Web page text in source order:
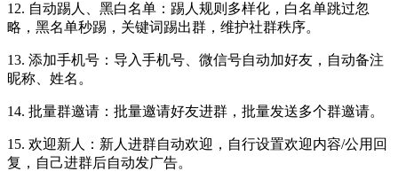
12. 自动踢人、黑白名单：踢人规则多样化，白名单跳过忽
略，黑名单秒踢，关键词踢出群，维护社群秩序。
13. 添加手机号：导入手机号、微信号自动加好友，自动备注
昵称、姓名。
14. 批量群邀请：批量邀请好友进群，批量发送多个群邀请。
15. 欢迎新人：新人进群自动欢迎，自行设置欢迎内容/公用回
复，自己进群后自动发广告。